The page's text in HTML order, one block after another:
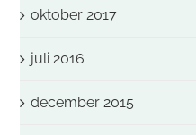
oktober 2017
juli 2016
december 2015